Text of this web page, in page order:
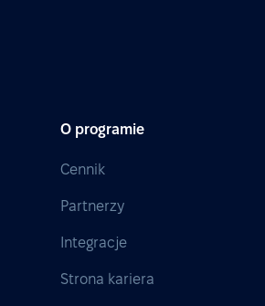
O programie
Cennik
Partnerzy
Integracje
Strona kariera